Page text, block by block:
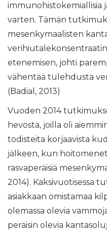
immunohistokemiallisia
varten. Tämän
mesenkymaalisten
etenemisen, johti
vähentää tulehdusta
(Badial, 2013)
Vuoden 2014
hevosta, joilla oli
todisteita korjaavista
jälkeen, kun
rasvaperäisiä
2014). Kaksivuotisessa
asiakkaan omistamaa
olemassa olevia
peräisin olevia